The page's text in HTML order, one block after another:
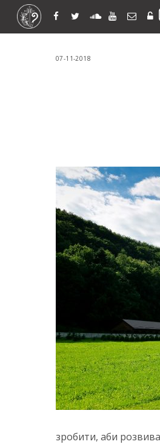
07-11-2018
зробити, аби